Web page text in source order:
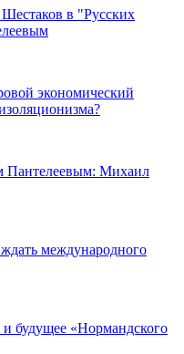
в "Русских
экономический
Пантелеевым: Михаил
международного
будущее «Нормандского